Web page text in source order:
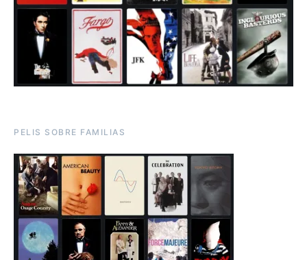
PELIS SOBRE FAMILIAS